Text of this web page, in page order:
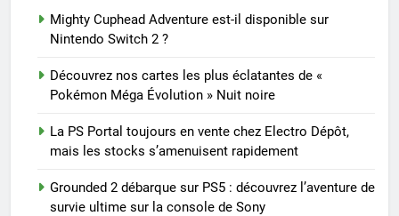
Mighty Cuphead Adventure est-il disponible sur
Nintendo Switch 2 ?
Découvrez nos cartes les plus éclatantes de «
Pokémon Méga Évolution » Nuit noire
La PS Portal toujours en vente chez Electro Dépôt,
mais les stocks s’amenuisent rapidement
Grounded 2 débarque sur PS5 : découvrez l’aventure de
survie ultime sur la console de Sony